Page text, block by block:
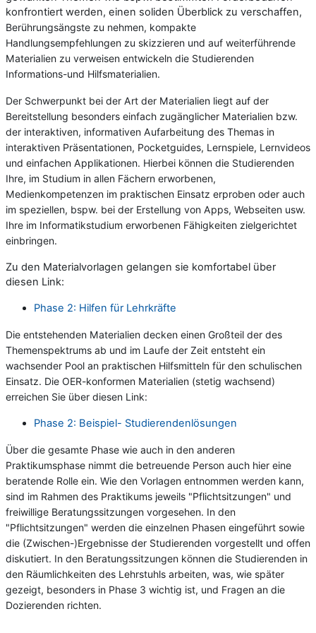
konfrontiert werden, einen soliden Überblick zu verschaffen,
Berührungsängste zu nehmen, kompakte
Handlungsempfehlungen zu skizzieren und auf weiterführende
Materialien zu verweisen entwickeln die Studierenden
Informations-und Hilfsmaterialien.
Der Schwerpunkt bei der Art der Materialien liegt auf der
Bereitstellung besonders einfach zugänglicher Materialien bzw.
der interaktiven, informativen Aufarbeitung des Themas in
interaktiven Präsentationen, Pocketguides, Lernspiele, Lernvideos
und einfachen Applikationen. Hierbei können die Studierenden
Ihre, im Studium in allen Fächern erworbenen,
Medienkompetenzen im praktischen Einsatz erproben oder auch
im speziellen, bspw. bei der Erstellung von Apps, Webseiten usw.
Ihre im Informatikstudium erworbenen Fähigkeiten zielgerichtet
einbringen.
Zu den Materialvorlagen gelangen sie komfortabel über
diesen Link:
Phase 2: Hilfen für Lehrkräfte
Die entstehenden Materialien decken einen Großteil der des
Themenspektrums ab und im Laufe der Zeit entsteht ein
wachsender Pool an praktischen Hilfsmitteln für den schulischen
Einsatz. Die OER-konformen Materialien (stetig wachsend)
erreichen Sie über diesen Link:
Phase 2: Beispiel- Studierendenlösungen
Über die gesamte Phase wie auch in den anderen
Praktikumsphase nimmt die betreuende Person auch hier eine
beratende Rolle ein. Wie den Vorlagen entnommen werden kann,
sind im Rahmen des Praktikums jeweils "Pflichtsitzungen" und
freiwillige Beratungssitzungen vorgesehen. In den
"Pflichtsitzungen" werden die einzelnen Phasen eingeführt sowie
die (Zwischen-)Ergebnisse der Studierenden vorgestellt und offen
diskutiert. In den Beratungssitzungen können die Studierenden in
den Räumlichkeiten des Lehrstuhls arbeiten, was, wie später
gezeigt, besonders in Phase 3 wichtig ist, und Fragen an die
Dozierenden richten.